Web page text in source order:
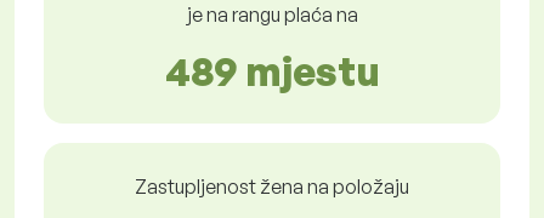
je na rangu plaća na
489 mjestu
Zastupljenost žena na položaju